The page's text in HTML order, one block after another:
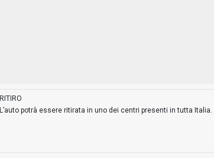
RITIRO
L’auto potrà essere ritirata in uno dei centri presenti in tutta Italia.